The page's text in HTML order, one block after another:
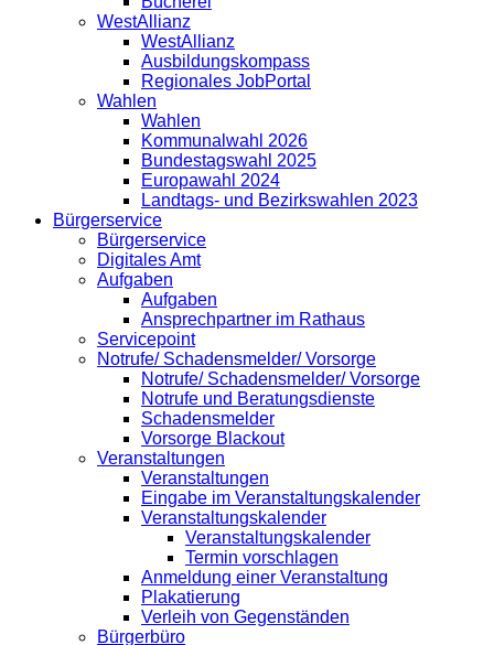
WestAllianz
WestAllianz
Ausbildungskompass
Regionales JobPortal
Wahlen
Wahlen
Kommunalwahl 2026
Bundestagswahl 2025
Europawahl 2024
Landtags- und Bezirkswahlen 2023
Bürgerservice
Bürgerservice
Digitales Amt
Aufgaben
Aufgaben
Ansprechpartner im Rathaus
Servicepoint
Notrufe/ Schadensmelder/ Vorsorge
Notrufe/ Schadensmelder/ Vorsorge
Notrufe und Beratungsdienste
Schadensmelder
Vorsorge Blackout
Veranstaltungen
Veranstaltungen
Eingabe im Veranstaltungskalender
Veranstaltungskalender
Veranstaltungskalender
Termin vorschlagen
Anmeldung einer Veranstaltung
Plakatierung
Verleih von Gegenständen
Bürgerbüro